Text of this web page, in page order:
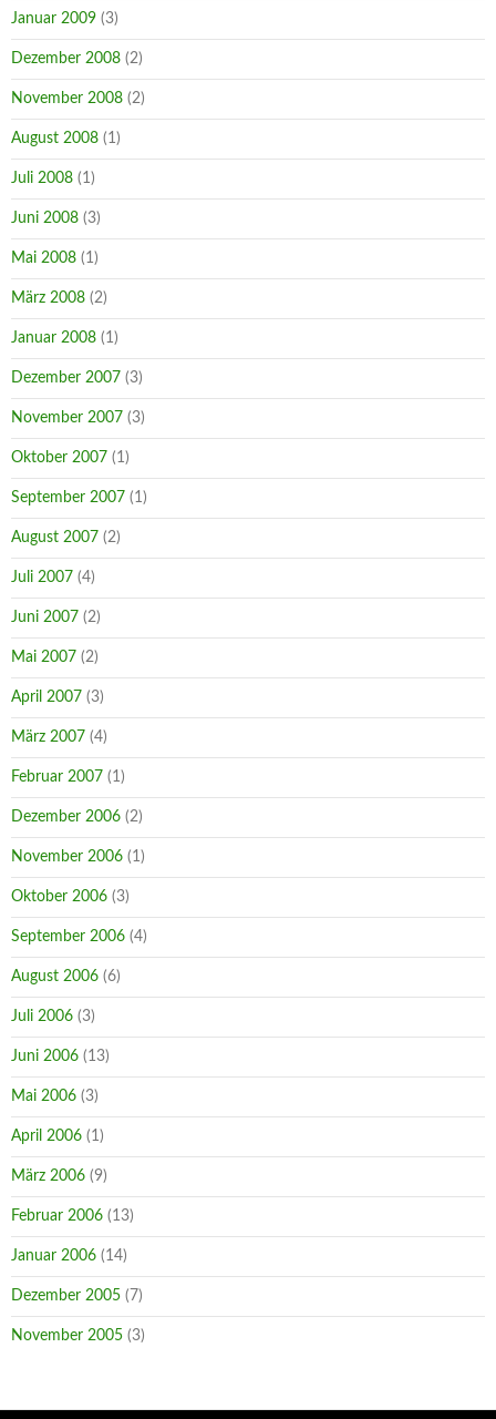
Januar 2009 (3)
Dezember 2008 (2)
November 2008 (2)
August 2008 (1)
Juli 2008 (1)
Juni 2008 (3)
Mai 2008 (1)
März 2008 (2)
Januar 2008 (1)
Dezember 2007 (3)
November 2007 (3)
Oktober 2007 (1)
September 2007 (1)
August 2007 (2)
Juli 2007 (4)
Juni 2007 (2)
Mai 2007 (2)
April 2007 (3)
März 2007 (4)
Februar 2007 (1)
Dezember 2006 (2)
November 2006 (1)
Oktober 2006 (3)
September 2006 (4)
August 2006 (6)
Juli 2006 (3)
Juni 2006 (13)
Mai 2006 (3)
April 2006 (1)
März 2006 (9)
Februar 2006 (13)
Januar 2006 (14)
Dezember 2005 (7)
November 2005 (3)